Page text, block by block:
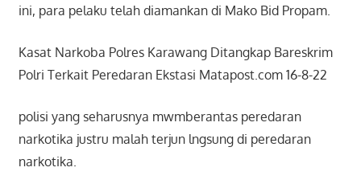
ini, para pelaku telah diamankan di Mako Bid Propam.
Kasat Narkoba Polres Karawang Ditangkap Bareskrim
Polri Terkait Peredaran Ekstasi Matapost.com 16-8-22
polisi yang seharusnya mwmberantas peredaran
narkotika justru malah terjun lngsung di peredaran
narkotika.